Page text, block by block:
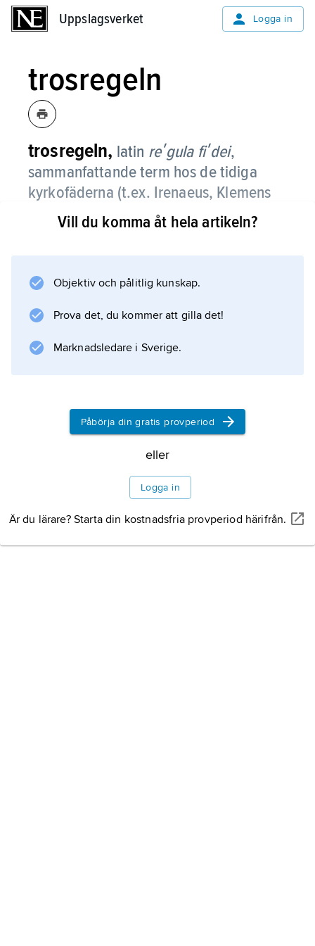
Uppslagsverket Logga in
trosregeln
trosregeln, latin reʹgula fiʹdei,
sammanfattande term hos de tidiga
kyrkofäderna (t.ex. Irenaeus, Klemens
av Alexandria och Tertullianus) för den
bibliska uppenbarelsen med
slutdom (med de dödas uppståndelse).
Irenaeus talar med samma innebörd om
sanningens regel (
regula veritatis
avvisande av irrläror. Den är ingen fixerad
formel men beskrivs ofta med ord som erinrar
om Apostoliska trosbekännelsen.
Information om artikeln
Vill du komma åt hela artikeln?
Objektiv och pålitlig kunskap.
Prova det, du kommer att gilla det!
Marknadsledare i Sverige.
Påbörja din gratis provperiod
eller
Logga in
Är du lärare? Starta din kostnadsfria provperiod härifrån.